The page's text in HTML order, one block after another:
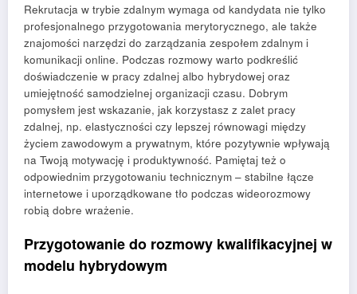
Rekrutacja w trybie zdalnym wymaga od kandydata nie tylko
profesjonalnego przygotowania merytorycznego, ale także
znajomości narzędzi do zarządzania zespołem zdalnym i
komunikacji online. Podczas rozmowy warto podkreślić
doświadczenie w pracy zdalnej albo hybrydowej oraz
umiejętność samodzielnej organizacji czasu. Dobrym
pomysłem jest wskazanie, jak korzystasz z zalet pracy
zdalnej, np. elastyczności czy lepszej równowagi między
życiem zawodowym a prywatnym, które pozytywnie wpływają
na Twoją motywację i produktywność. Pamiętaj też o
odpowiednim przygotowaniu technicznym – stabilne łącze
internetowe i uporządkowane tło podczas wideorozmowy
robią dobre wrażenie.
Przygotowanie do rozmowy kwalifikacyjnej w
modelu hybrydowym